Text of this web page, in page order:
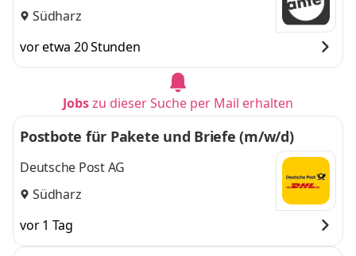
Südharz
vor etwa 20 Stunden
Jobszu dieser Suche per Mail erhalten
Postbote für Pakete und Briefe (m/w/d)
Deutsche Post AG
Südharz
vor 1 Tag